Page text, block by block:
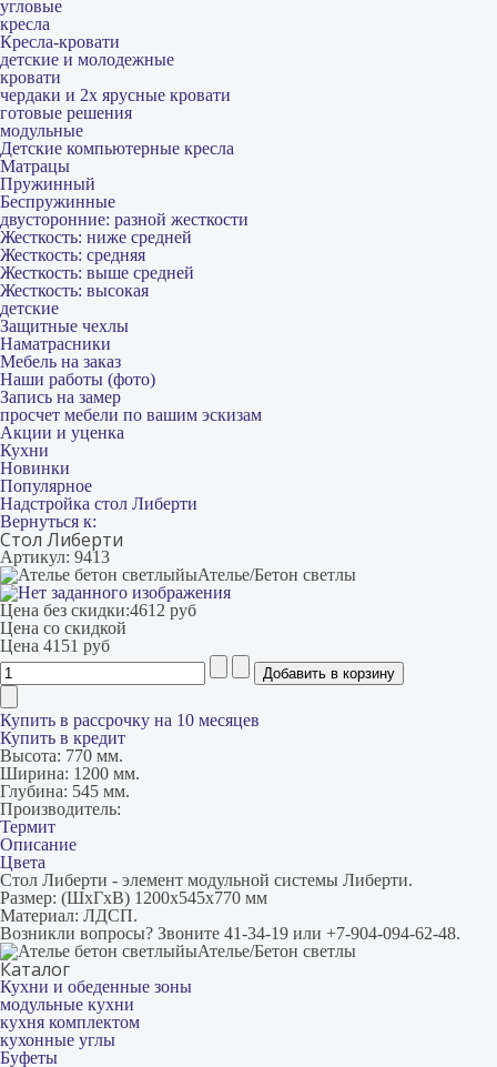
угловые
кресла
Кресла-кровати
детские и молодежные
кровати
чердаки и 2х ярусные кровати
готовые решения
модульные
Детские компьютерные кресла
Матрацы
Пружинный
Беспружинные
двусторонние: разной жесткости
Жесткость: ниже средней
Жесткость: средняя
Жесткость: выше средней
Жесткость: высокая
детские
Защитные чехлы
Наматрасники
Мебель на заказ
Наши работы (фото)
Запись на замер
просчет мебели по вашим эскизам
Акции и уценка
Кухни
Новинки
Популярное
Надстройка стол Либерти
Вернуться к:
Стол Либерти
Артикул: 9413
Ателье/Бетон светлы
Цена без скидки:4612 руб
Цена со скидкой
Цена 4151 руб
Купить в рассрочку на 10 месяцев
Купить в кредит
Высота: 770 мм.
Ширина: 1200 мм.
Глубина: 545 мм.
Производитель:
Термит
Описание
Цвета
Стол Либерти - элемент модульной системы Либерти.
Размер: (ШxГxВ) 1200x545x770 мм
Материал: ЛДСП.
Возникли вопросы? Звоните 41-34-19 или +7-904-094-62-48.
Ателье/Бетон светлы
Каталог
Кухни и обеденные зоны
модульные кухни
кухня комплектом
кухонные углы
Буфеты